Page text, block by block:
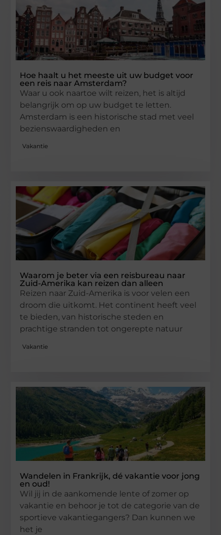
Hoe haalt u het meeste uit uw budget voor
een reis naar Amsterdam?
Waar u ook naartoe wilt reizen, het is altijd
belangrijk om op uw budget te letten.
Amsterdam is een historische stad met veel
bezienswaardigheden en
Vakantie
Waarom je beter via een reisbureau naar
Zuid-Amerika kan reizen dan alleen
Reizen naar Zuid-Amerika is voor velen een
droom die uitkomt. Het continent heeft veel
te bieden, van historische steden en
prachtige stranden tot ongerepte natuur
Vakantie
Wandelen in Frankrijk, dé vakantie voor jong
en oud!
Wil jij in de aankomende lente of zomer op
vakantie en behoor je tot de categorie van de
sportieve vakantiegangers? Dan kunnen we
het je